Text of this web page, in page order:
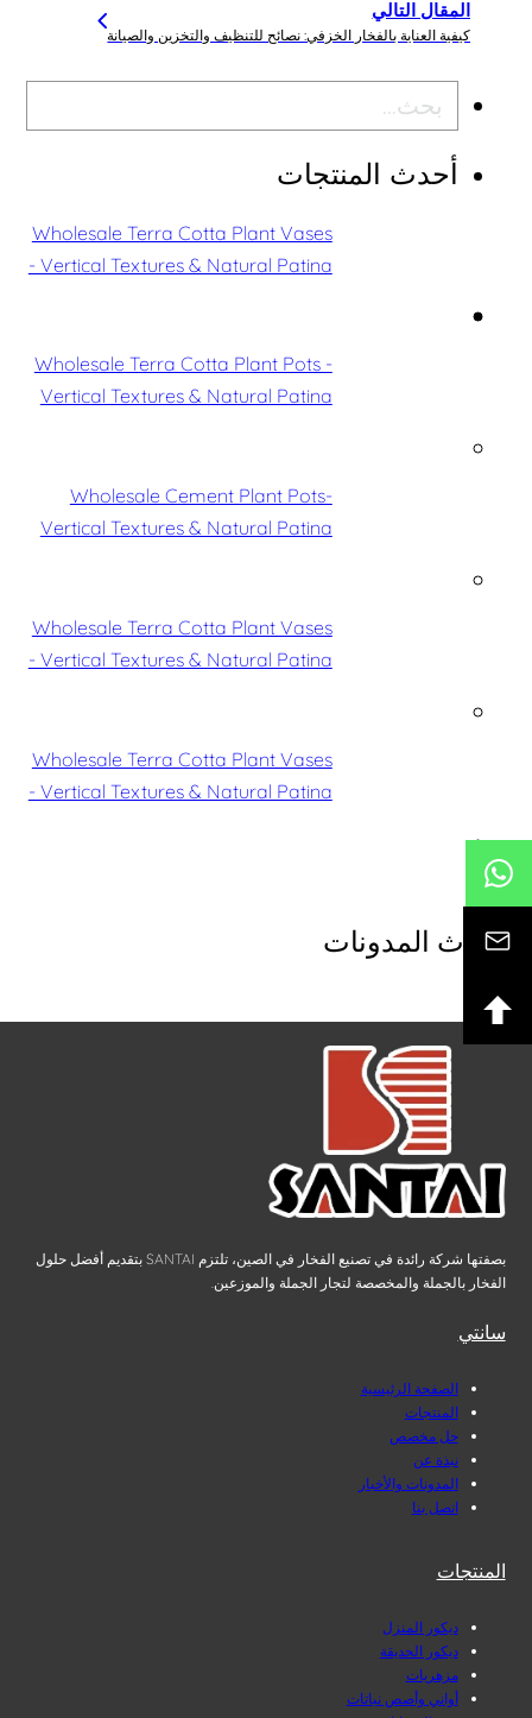
المقال التالي
كيفية العناية بالفخار الخزفي: نصائح للتنظيف والتخزين والصيانة
بحث
أحدث المنتجات
Wholesale Terra Cotta Plant Vases
- Vertical Textures & Natural Patina
Wholesale Terra Cotta Plant Pots -
Vertical Textures & Natural Patina
Wholesale Cement Plant Pots-
Vertical Textures & Natural Patina
Wholesale Terra Cotta Plant Vases
- Vertical Textures & Natural Patina
Wholesale Terra Cotta Plant Vases
- Vertical Textures & Natural Patina
أحدث المدونات
بصفتها شركة رائدة في تصنيع الفخار في الصين، تلتزم SANTAI بتقديم أفضل حلول
الفخار بالجملة والمخصصة لتجار الجملة والموزعين.
سانتي
الصفحة الرئيسية
المنتجات
حل مخصص
نبذة عن
المدونات والأخبار
اتصل بنا
المنتجات
ديكور المنزل
ديكور الحديقة
مزهريات
أواني وأصص نباتات